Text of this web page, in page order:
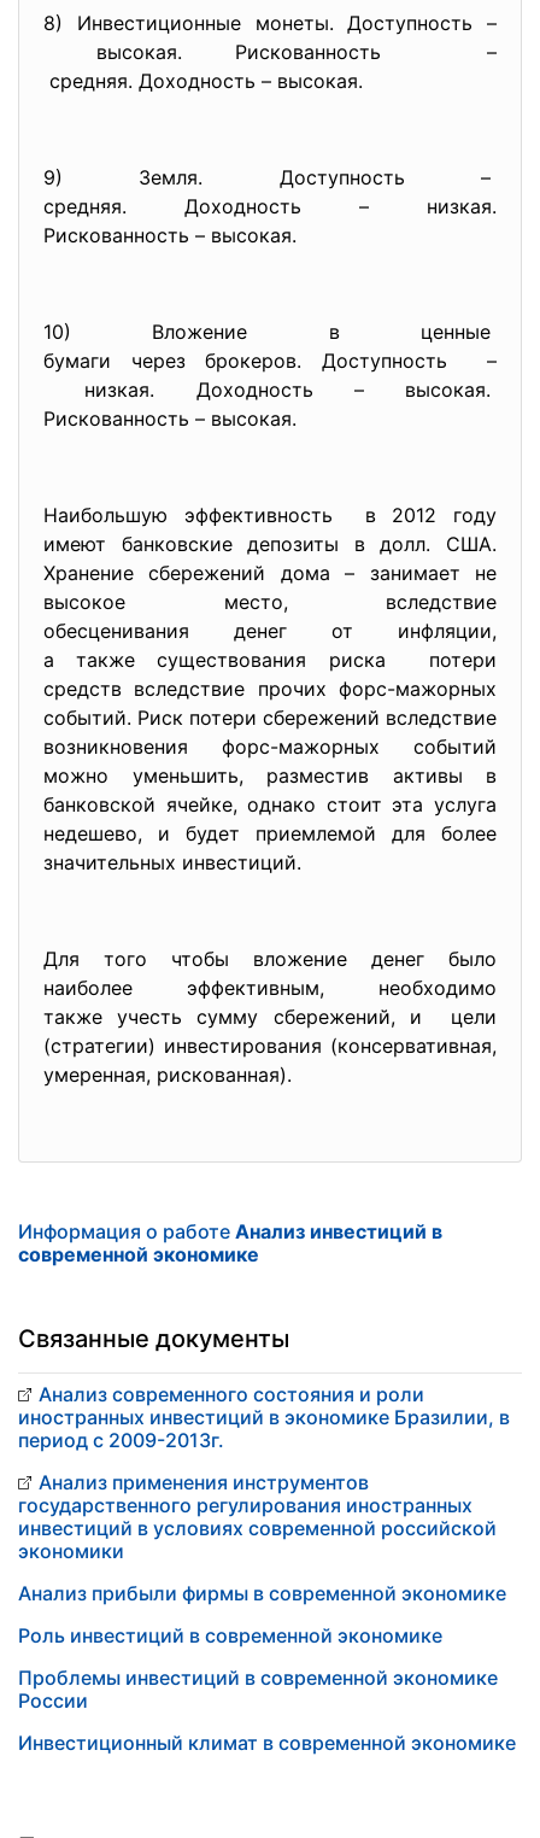
8) Инвестиционные монеты. Доступность –
высокая. Рискованность –
средняя. Доходность – высокая.
9) Земля. Доступность –
средняя. Доходность – низкая.
Рискованность – высокая.
10) Вложение в ценные
бумаги через брокеров. Доступность –
низкая. Доходность – высокая.
Рискованность – высокая.
Наибольшую эффективность в 2012 году
имеют банковские депозиты в долл. США.
Хранение сбережений дома – занимает не
высокое место, вследствие
обесценивания денег от инфляции,
а также существования риска потери
средств вследствие прочих форс-мажорных
событий. Риск потери сбережений вследствие
возникновения форс-мажорных событий
можно уменьшить, разместив активы в
банковской ячейке, однако стоит эта услуга
недешево, и будет приемлемой для более
значительных инвестиций.
Для того чтобы вложение денег было
наиболее эффективным, необходимо
также учесть сумму сбережений, и цели
(стратегии) инвестирования (консервативная,
умеренная, рискованная).
Информация о работе Анализ инвестиций в
современной экономике
Связанные документы
Анализ современного состояния и роли
иностранных инвестиций в экономике Бразилии, в
период с 2009-2013г.
Анализ применения инструментов
государственного регулирования иностранных
инвестиций в условиях современной российской
экономики
Анализ прибыли фирмы в современной экономике
Роль инвестиций в современной экономике
Проблемы инвестиций в современной экономике
России
Инвестиционный климат в современной экономике